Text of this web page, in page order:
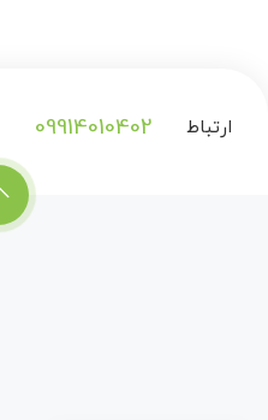
ارتباط 09914010402